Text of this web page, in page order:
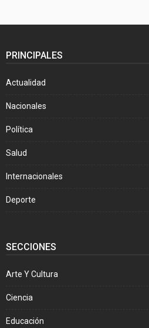
PRINCIPALES
Actualidad
Nacionales
Política
Salud
Internacionales
Deporte
SECCIONES
Arte Y Cultura
Ciencia
Educación